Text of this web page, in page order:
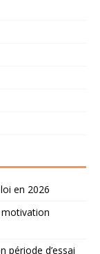
en 2026
motivation
période d’essai